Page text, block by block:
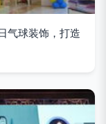
气球装饰，打造